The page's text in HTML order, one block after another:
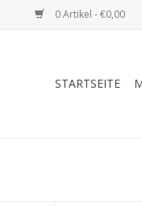
0 Artikel - €0,00
STARTSEITE